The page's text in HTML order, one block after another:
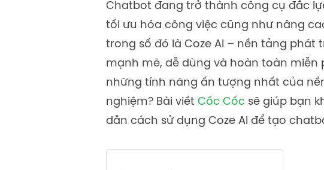
Chatbot đang trở thành công cụ đắc
tối ưu hóa công việc cũng như nâng
trong số đó là Coze AI – nền tảng phát
mạnh mẽ, dễ dùng và hoàn toàn miễn
những tính năng ấn tượng nhất của
nghiệm? Bài viết Cốc Cốc sẽ giúp bạn
dẫn cách sử dụng Coze AI để tạo